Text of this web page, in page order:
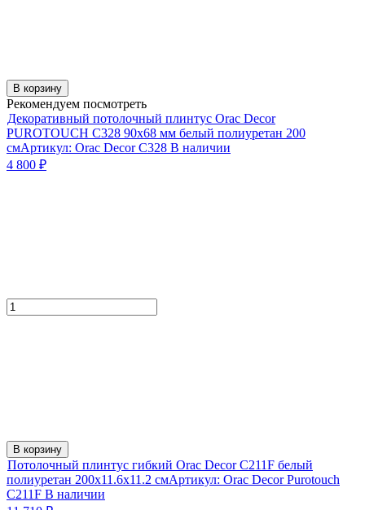
В корзину
Рекомендуем посмотреть
Декоративный потолочный плинтус Orac Decor
PUROTOUCH C328 90х68 мм белый полиуретан 200
смАртикул: Orac Decor C328 В наличии
4 800 ₽
В корзину
Потолочный плинтус гибкий Orac Decor C211F белый
полиуретан 200x11.6x11.2 смАртикул: Orac Decor Purotouch
C211F В наличии